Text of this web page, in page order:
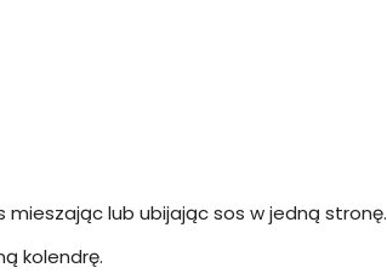
mieszając lub ubijając sos w jedną stronę.
kolendrę.